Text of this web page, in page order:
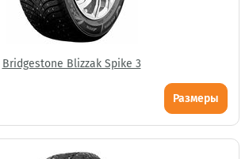
Bridgestone Blizzak Spike 3
Размеры